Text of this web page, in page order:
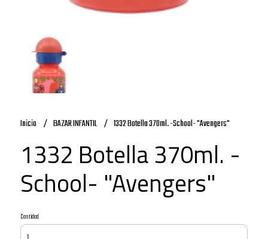
Inicio BAZAR INFANTIL 1332 Botella 370ml. -School- "Avengers"
1332 Botella 370ml. -
School- "Avengers"
Cantidad